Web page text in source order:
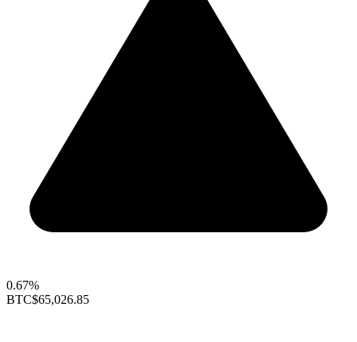
0.67%
BTC$65,026.85